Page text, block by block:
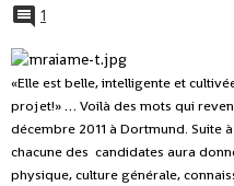
1
«Elle est belle, intelligente et
projet!» … Voilà des mots qui
décembre 2011 à Dortmund. Suite
chacune des candidates aura
physique, culture générale,